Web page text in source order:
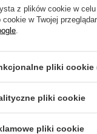
z plików cookie w celu
cookie w Twojej
pliki cookie
pliki cookie
pliki cookie